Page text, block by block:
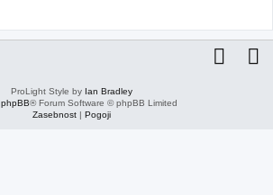
ProLight Style by Ian Bradley
phpBB® Forum Software © phpBB Limited
Zasebnost| Pogoji